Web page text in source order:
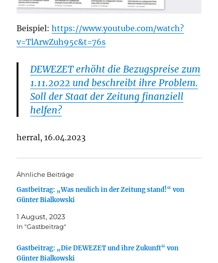
Beispiel:https://www.youtube.com/watch?
v=TlArwZuh95c&t=76s
DEWEZET erhöht die Bezugspreise zum
1.11.2022 und beschreibt ihre Problem.
Soll der Staat der Zeitung finanziell
helfen?
herral, 16.04.2023
Ähnliche Beiträge
Gastbeitrag: „Was neulich in der Zeitung stand!“ von
Günter Bialkowski
1 August, 2023
In "Gastbeitrag"
Gastbeitrag: „Die DEWEZET und ihre Zukunft“ von
Günter Bialkowski